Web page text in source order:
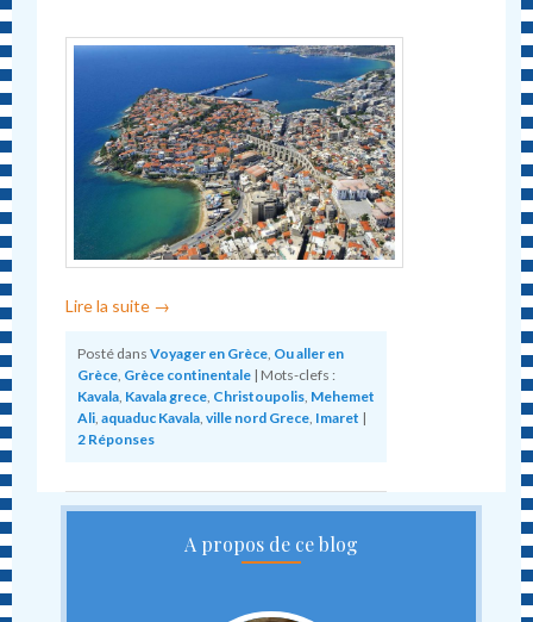
Lire la suite →
Posté dans Voyager en Grèce Ou aller en
Grèce Grèce continentale | Mots-clefs :
Kavala Kavala grece Christoupolis Mehemet
Ali ,aquaduc Kavala ,ville nord Grece Imaret |
2 Réponses
A propos de ce blog